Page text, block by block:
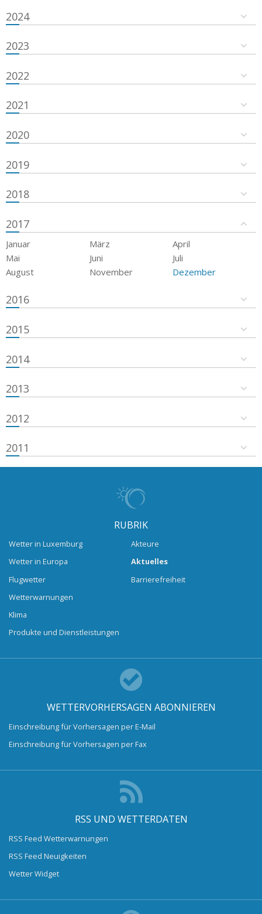
2024
2023
2022
2021
2020
2019
2018
2017
Januar März
April
Mai
Juni
Juli
August
November Dezember
2016
2015
2014
2013
2012
2011
RUBRIK
Wetter in Luxemburg
Wetter in Europa
Flugwetter
Wetterwarnungen
Klima
Produkte und Dienstleistungen
Akteure
Aktuelles
Barrierefreiheit
WETTERVORHERSAGEN ABONNIEREN
Einschreibung für Vorhersagen per E-Mail
Einschreibung für Vorhersagen per Fax
RSS UND WETTERDATEN
RSS Feed Wetterwarnungen
RSS Feed Neuigkeiten
Wetter Widget